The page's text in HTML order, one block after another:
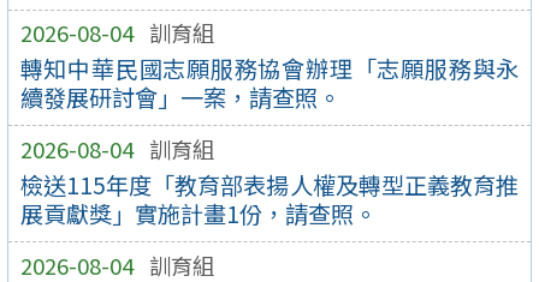
2026-08-04 訓育組
轉知中華民國志願服務協會辦理「志願服務與永
續發展研討會」一案，請查照。
2026-08-04 訓育組
檢送115年度「教育部表揚人權及轉型正義教育推
展貢獻獎」實施計畫1份，請查照。
2026-08-04 訓育組